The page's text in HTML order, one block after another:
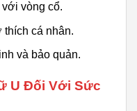
vòng cổ.
thích cá nhân.
và bảo quản.
U Đối Với Sức